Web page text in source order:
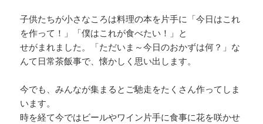
子供たちが小さなころは料理の本を片手に「今日はこれ
を作って！」「僕はこれが食べたい！」と
せがまれました。「ただいま～今日のおかずは何？」な
んて日常茶飯事で、懐かしく思い出します。
今でも、みんなが集まるとご馳走をたくさん作ってしま
います。
時を経て今ではビールやワイン片手に食事に花を咲かせ